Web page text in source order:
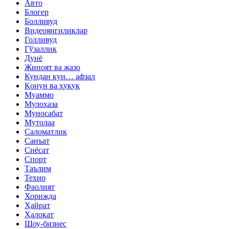
Авто
Блогер
Болливуд
Видеоянгиликлар
Голливуд
Гўзаллик
Дунё
Жиноят ва жазо
Кундан кун… афзал
Қонун ва ҳуқуқ
Муаммо
Мулоҳаза
Муносабат
Мутолаа
Саломатлик
Санъат
Сиёсат
Спорт
Таълим
Техно
Фаолият
Хорижда
Ҳайрат
Ҳалокат
Шоу-бизнес